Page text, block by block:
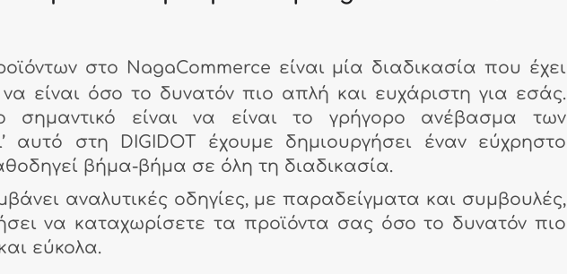
στο NagaCommerce είναι μία διαδικασία που έχει
είναι όσο το δυνατόν πιο απλή και ευχάριστη για εσάς.
σημαντικό είναι να είναι το γρήγορο ανέβασμα των
αυτό στη DIGIDOT έχουμε δημιουργήσει έναν εύχρηστο
βήμα-βήμα σε όλη τη διαδικασία.
αναλυτικές οδηγίες, με παραδείγματα και συμβουλές,
να καταχωρίσετε τα προϊόντα σας όσο το δυνατόν πιο
εύκολα.